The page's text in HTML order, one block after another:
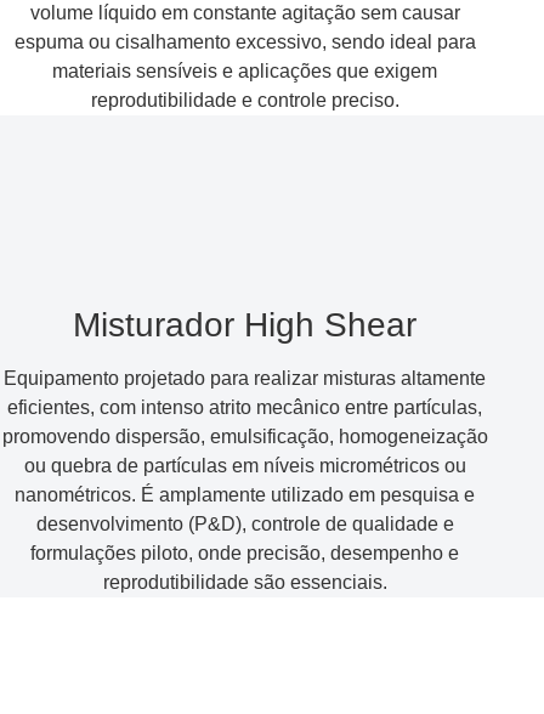
volume líquido em constante agitação sem causar
espuma ou cisalhamento excessivo, sendo ideal para
materiais sensíveis e aplicações que exigem
reprodutibilidade e controle preciso.
Misturador High Shear
Equipamento projetado para realizar misturas altamente
eficientes, com intenso atrito mecânico entre partículas,
promovendo dispersão, emulsificação, homogeneização
ou quebra de partículas em níveis micrométricos ou
nanométricos. É amplamente utilizado em pesquisa e
desenvolvimento (P&D), controle de qualidade e
formulações piloto, onde precisão, desempenho e
reprodutibilidade são essenciais.